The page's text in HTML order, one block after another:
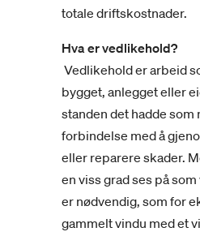
totale driftskostnader.
Hva er vedlikehold?
Vedlikehold er arbeid
bygget, anlegget eller
standen det hadde
forbindelse med å
eller reparere skader.
en viss grad ses på
er nødvendig, som for
gammelt vindu med et